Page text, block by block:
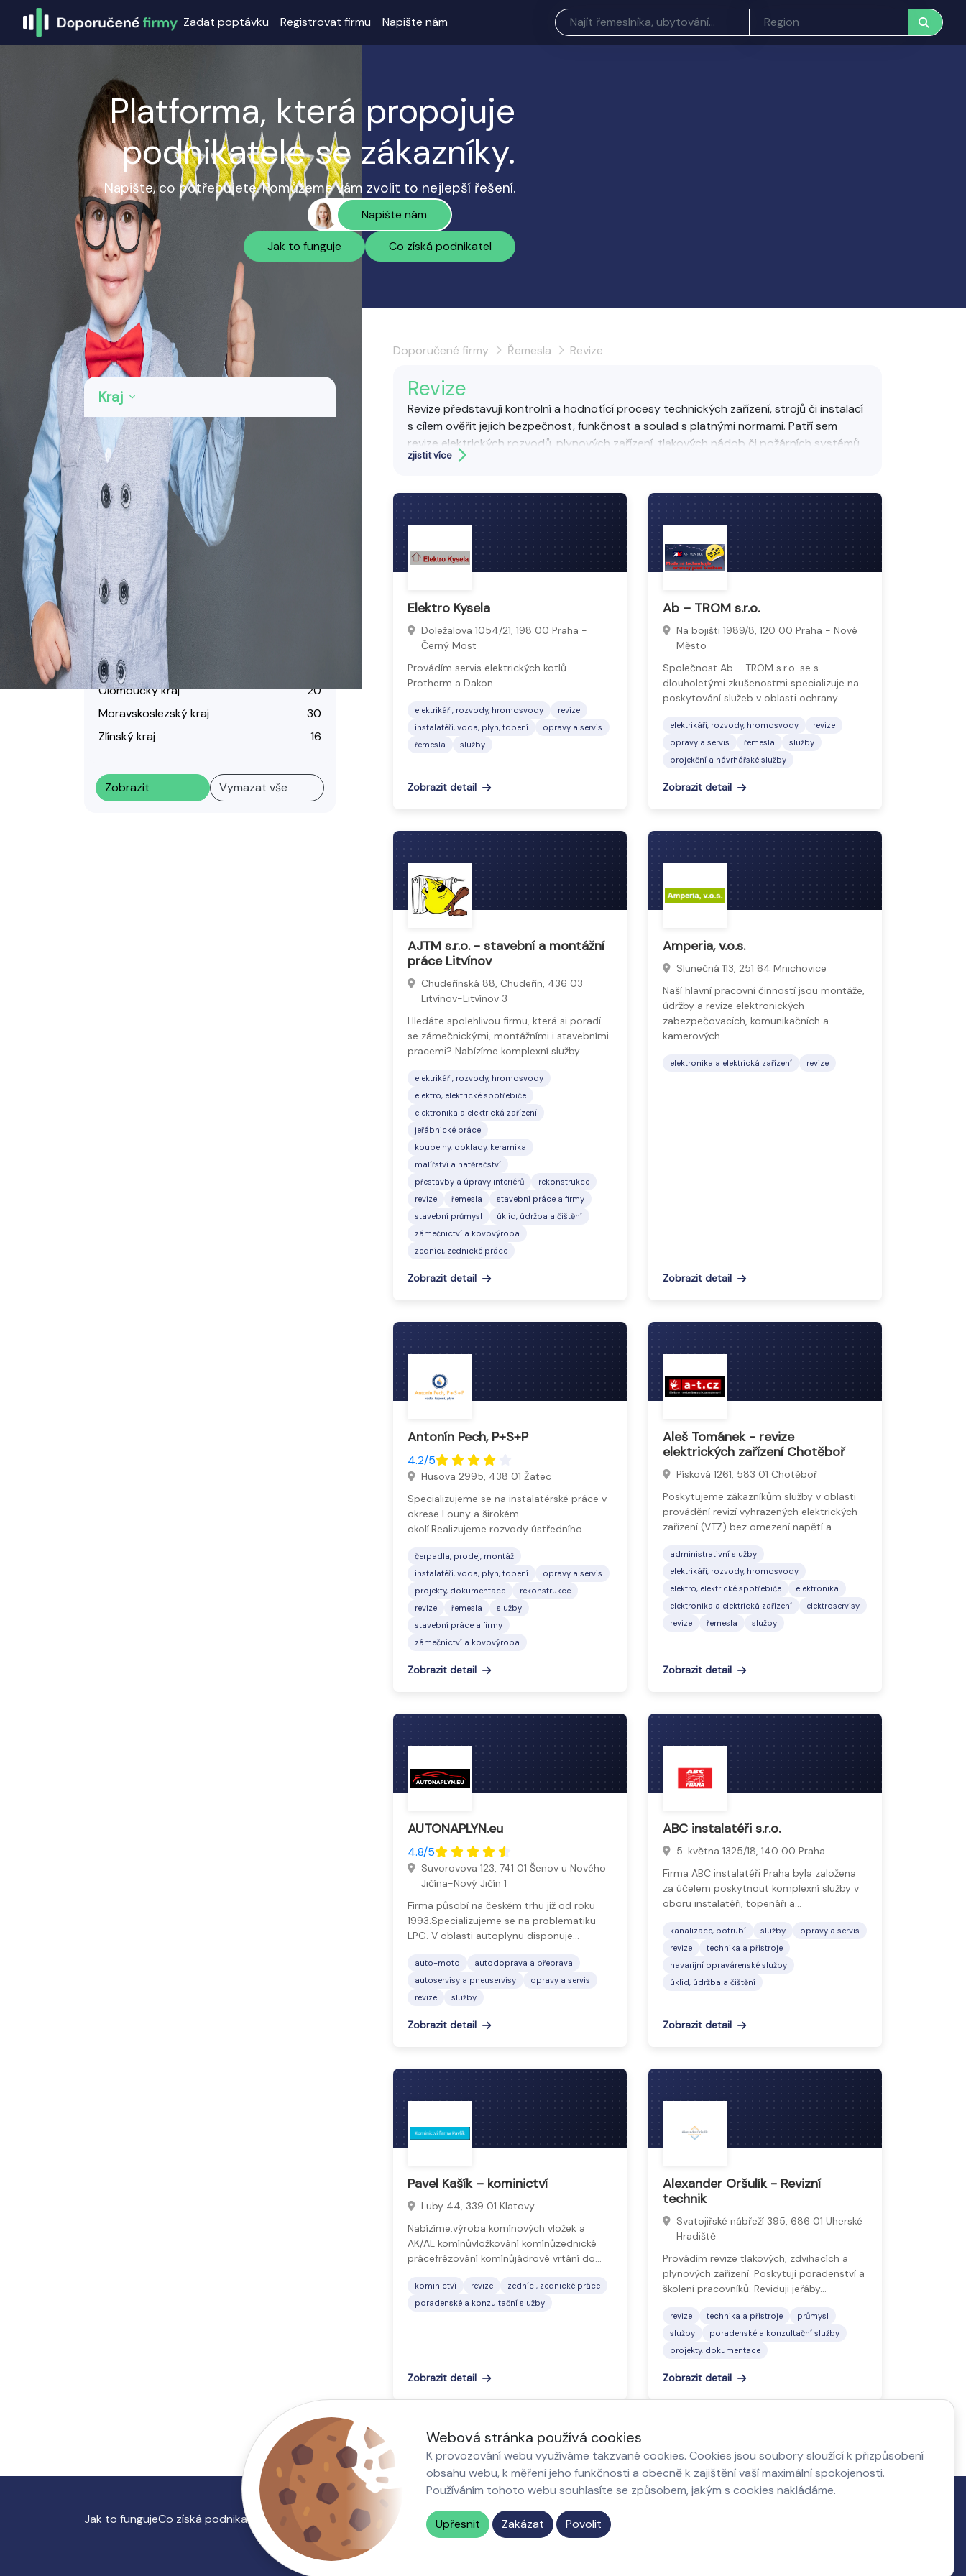
Webová stránka používá cookies
K provozování webu využíváme takzvané cookies. Cookies jsou soubory sloužící k přizpůsobení
obsahu webu, k měření jeho funkčnosti a obecně k zajištění vaší maximální spokojenosti.
Používáním tohoto webu souhlasíte se způsobem, jakým s cookies nakládáme.
Upřesnit Zakázat Povolit
Zadat poptávku Registrovat firmu Napište nám
Platforma, která propojuje
podnikatele se zákazníky.
Napište, co potřebujete. Pomůžeme vám zvolit to nejlepší řešení.
Napište nám
Jak to funguje Co získá podnikatel
Kategorie: Revize
Kraj
Praha
Středočeský kraj
Jihočeský kraj
Plzeňský kraj
Karlovarský kraj
Ústecký kraj
Liberecký kraj
Královéhradecký kraj
Pardubický kraj
Kraj Vysočina
Jihomoravský kraj
Olomoucký kraj
20
Moravskoslezský kraj
30
Zlínský kraj
16
Zobrazit Vymazat vše
Doporučené firmy Řemesla Revize
Revize
Revize představují kontrolní a hodnotící procesy technických zařízení, strojů či instalací
s cílem ověřit jejich bezpečnost, funkčnost a soulad s platnými normami. Patří sem
revize elektrických rozvodů, plynových zařízení, tlakových nádob či požárních systémů.
zjistit více
Elektro Kysela
Doležalova 1054/21, 198 00 Praha -
Černý Most
Provádím servis elektrických kotlů
Protherm a Dakon.
elektrikáři, rozvody, hromosvody
revize
instalatéři, voda, plyn, topení
opravy a servis
řemesla
služby
Zobrazit detail
Ab – TROM s.r.o.
Na bojišti 1989/8, 120 00 Praha - Nové
Město
Společnost Ab – TROM s.r.o. se s
dlouholetými zkušenostmi specializuje na
poskytování služeb v oblasti ochrany…
elektrikáři, rozvody, hromosvody
revize
opravy a servis
řemesla
služby
projekční a návrhářské služby
Zobrazit detail
AJTM s.r.o. - stavební a montážní
práce Litvínov
Chudeřínská 88, Chudeřín, 436 03
Litvínov-Litvínov 3
Hledáte spolehlivou firmu, která si poradí
se zámečnickými, montážními i stavebními
pracemi? Nabízíme komplexní služby…
elektrikáři, rozvody, hromosvody
elektro, elektrické spotřebiče
elektronika a elektrická zařízení
jeřábnické práce
koupelny, obklady, keramika
malířství a natěračství
přestavby a úpravy interiérů
rekonstrukce
revize
řemesla
stavební práce a firmy
stavební průmysl
úklid, údržba a čištění
zámečnictví a kovovýroba
zedníci, zednické práce
Zobrazit detail
Amperia, v.o.s.
Slunečná 113, 251 64 Mnichovice
Naší hlavní pracovní činností jsou montáže,
údržby a revize elektronických
zabezpečovacích, komunikačních a
kamerových…
elektronika a elektrická zařízení revize
Zobrazit detail
Antonín Pech, P+S+P
4.2/5
Husova 2995, 438 01 Žatec
Specializujeme se na instalatérské práce v
okrese Louny a širokém
okolí.Realizujeme rozvody ústředního…
čerpadla, prodej, montáž
instalatéři, voda, plyn, topení
opravy a servis
projekty, dokumentace
rekonstrukce
revize
řemesla
služby
stavební práce a firmy
zámečnictví a kovovýroba
Zobrazit detail
Aleš Tománek - revize
elektrických zařízení Chotěboř
Písková 1261, 583 01 Chotěboř
Poskytujeme zákazníkům služby v oblasti
provádění revizí vyhrazených elektrických
zařízení (VTZ) bez omezení napětí a…
administrativní služby
elektrikáři, rozvody, hromosvody
elektro, elektrické spotřebiče
elektronika
elektronika a elektrická zařízení
elektroservisy
revize
řemesla služby
Zobrazit detail
AUTONAPLYN.eu
4.8/5
Suvorovova 123, 741 01 Šenov u Nového
Jičína-Nový Jičín 1
Firma působí na českém trhu již od roku
1993.Specializujeme se na problematiku
LPG. V oblasti autoplynu disponuje…
auto-moto
autodoprava a přeprava
autoservisy a pneuservisy
opravy a servis
revize
služby
Zobrazit detail
ABC instalatéři s.r.o.
5. května 1325/18, 140 00 Praha
Firma ABC instalatéři Praha byla založena
za účelem poskytnout komplexní služby v
oboru instalatéři, topenáři a…
kanalizace, potrubí služby
opravy a servis
revize
technika a přístroje
havarijní opravárenské služby
úklid, údržba a čištění
Zobrazit detail
Pavel Kašík – kominictví
Luby 44, 339 01 Klatovy
Nabízíme:výroba komínových vložek a
AK/AL komínůvložkování komínůzednické
prácefrézování komínůjádrové vrtání do…
kominictví revize
zedníci, zednické práce
poradenské a konzultační služby
Zobrazit detail
Alexander Oršulík - Revizní
technik
Svatojiřské nábřeží 395, 686 01 Uherské
Hradiště
Provádím revize tlakových, zdvihacích a
plynových zařízení. Poskytuji poradenství a
školení pracovníků. Reviduji jeřáby…
revize technika a přístroje
průmysl
služby
poradenské a konzultační služby
projekty, dokumentace
Zobrazit detail
Jak to fungujeCo získá podnikatel O nás, kontakty Nastavení cookies